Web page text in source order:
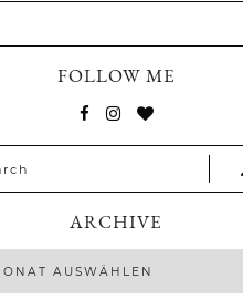
FOLLOW ME
ARCHIVE